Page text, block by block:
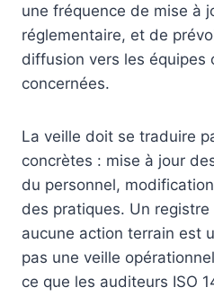
une fréquence de mise à
réglementaire, et de
diffusion vers les équipes
concernées.
La veille doit se traduire
concrètes : mise à jour
du personnel,
des pratiques. Un
aucune action terrain est
pas une veille
ce que les auditeurs ISO